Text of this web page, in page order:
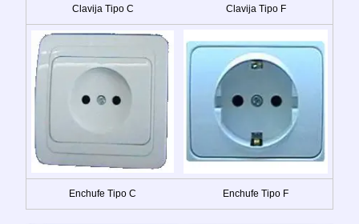
Clavija Tipo C Clavija Tipo F
Enchufe Tipo C Enchufe Tipo F